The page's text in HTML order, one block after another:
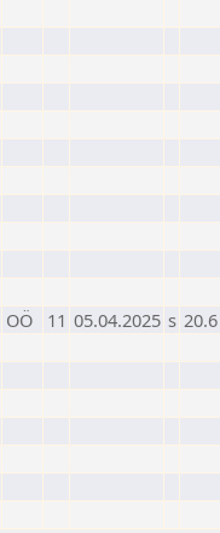
OÖ 11 05.04.2025 s 20.6